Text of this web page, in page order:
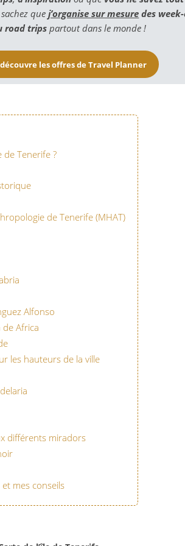
quej’organise sur mesure des
road trips partout dans le monde !
découvre les offres de Travel Planner
Tenerife ?
de Tenerife (MHAT)
Alfonso
Africa
les hauteurs de la ville
différents miradors
mes conseils